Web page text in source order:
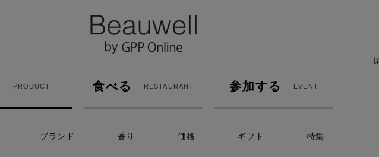
PRODUCT 食べる RESTAURANT 参加する EVENT
ブランド 香り 価格 ギフト 特集